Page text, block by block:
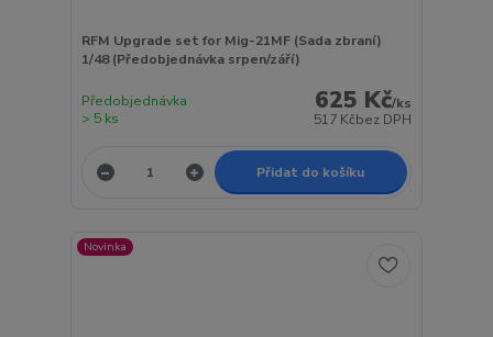
RFM Upgrade set for Mig-21MF (Sada zbraní)
1/48 (Předobjednávka srpen/září)
625 Kč/ks
517 Kčbez DPH
Předobjednávka
> 5 ks
Přidat do košíku
Novinka